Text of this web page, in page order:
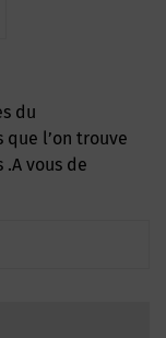
que l’on trouve
vous de